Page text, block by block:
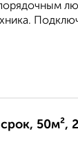
50м²,